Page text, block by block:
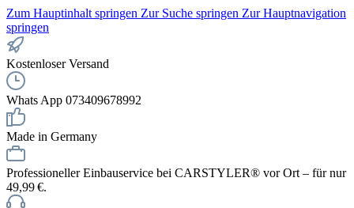
Zum Hauptinhalt springen Zur Suche springen Zur Hauptnavigation
springen
Kostenloser Versand
Whats App 073409678992
Made in Germany
Professioneller Einbauservice bei CARSTYLER® vor Ort – für nur
49,99 €.